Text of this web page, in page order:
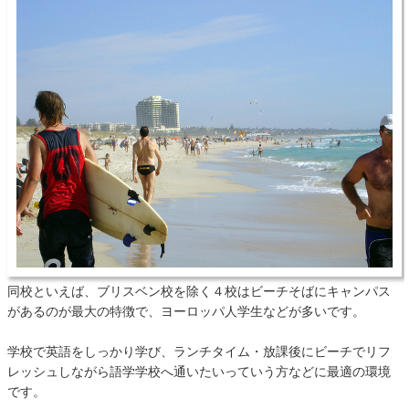
同校といえば、ブリスベン校を除く４校はビーチそばにキャンパス
があるのが最大の特徴で、ヨーロッパ人学生などが多いです。
学校で英語をしっかり学び、ランチタイム・放課後にビーチでリフ
レッシュしながら語学学校へ通いたいっていう方などに最適の環境
です。